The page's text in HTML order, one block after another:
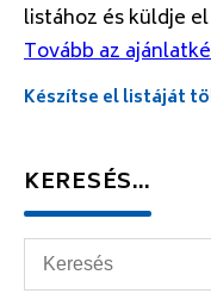
listához és küldje
Tovább az
Készítse el listáját
KERESÉS…